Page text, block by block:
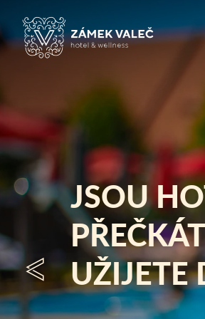
JSOU
UŽIJETE